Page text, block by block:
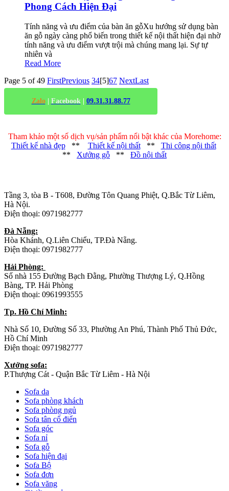
Phong Cách Hiện Đại
Tính năng và ưu điểm của bàn ăn gỗXu hướng sử dụng bàn
ăn gỗ ngày càng phổ biến trong thiết kế nội thất hiện đại nhờ
tính năng và ưu điểm vượt trội mà chúng mang lại. Sự tự
nhiên và
Read More
Page 5 of 49 FirstPrevious 34[5]67 NextLast
Zalo| Facebook | 09.31.31.88.77
Tham khảo một số dịch vụ/sản phẩm nổi bật khác của Morehome:
Thiết kế nhà đẹp** Thiết kế nội thất** Thi công nội thất
** Xưởng gỗ ** Đồ nội thất
Tầng 3, tòa B - T608, Đường Tôn Quang Phiệt, Q.Bắc Từ Liêm,
Hà Nội.
Điện thoại: 0971982777
Đà Nẵng:
Hòa Khánh, Q.Liên Chiểu, TP.Đà Nẵng.
Điện thoại: 0971982777
Hải Phòng:
Số nhà 155 Đường Bạch Đằng, Phường Thượng Lý, Q.Hồng
Bàng, TP. Hải Phòng
Điện thoại: 0961993555
Tp. Hồ Chí Minh:
Nhà Số 10, Đường Số 33, Phường An Phú, Thành Phố Thủ Đức,
Hồ Chí Minh
Điện thoại: 0971982777
Xưởng sofa:
P.Thượng Cát - Quận Bắc Từ Liêm - Hà Nội
Sofa da
Sofa phòng khách
Sofa phòng ngủ
Sofa tân cổ điển
Sofa góc
Sofa nỉ
Sofa gỗ
Sofa hiện đại
Sofa Bộ
Sofa đơn
Sofa văng